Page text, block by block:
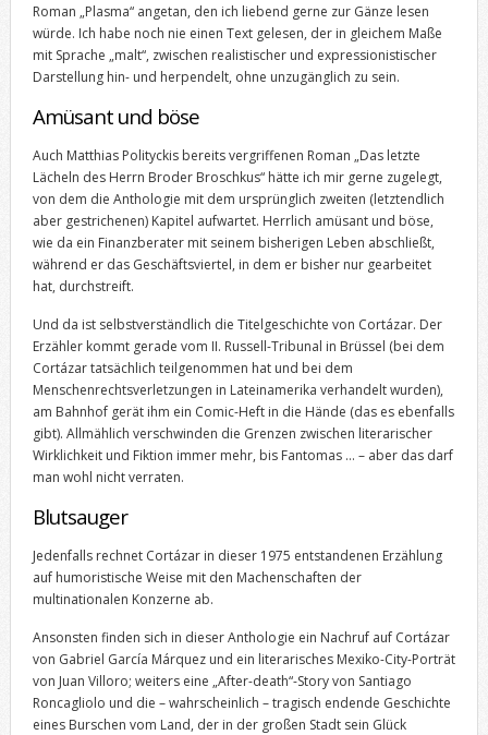
Roman „Plasma“ angetan, den ich liebend gerne zur Gänze lesen
würde. Ich habe noch nie einen Text gelesen, der in gleichem Maße
mit Sprache „malt“, zwischen realistischer und expressionistischer
Darstellung hin- und herpendelt, ohne unzugänglich zu sein.
Amüsant und böse
Auch Matthias Polityckis bereits vergriffenen Roman „Das letzte
Lächeln des Herrn Broder Broschkus“ hätte ich mir gerne zugelegt,
von dem die Anthologie mit dem ursprünglich zweiten (letztendlich
aber gestrichenen) Kapitel aufwartet. Herrlich amüsant und böse,
wie da ein Finanzberater mit seinem bisherigen Leben abschließt,
während er das Geschäftsviertel, in dem er bisher nur gearbeitet
hat, durchstreift.
Und da ist selbstverständlich die Titelgeschichte von Cortázar. Der
Erzähler kommt gerade vom II. Russell-Tribunal in Brüssel (bei dem
Cortázar tatsächlich teilgenommen hat und bei dem
Menschenrechtsverletzungen in Lateinamerika verhandelt wurden),
am Bahnhof gerät ihm ein Comic-Heft in die Hände (das es ebenfalls
gibt). Allmählich verschwinden die Grenzen zwischen literarischer
Wirklichkeit und Fiktion immer mehr, bis Fantomas … – aber das darf
man wohl nicht verraten.
Blutsauger
Jedenfalls rechnet Cortázar in dieser 1975 entstandenen Erzählung
auf humoristische Weise mit den Machenschaften der
multinationalen Konzerne ab.
Ansonsten finden sich in dieser Anthologie ein Nachruf auf Cortázar
von Gabriel García Márquez und ein literarisches Mexiko-City-Porträt
von Juan Villoro; weiters eine „After-death“-Story von Santiago
Roncagliolo und die – wahrscheinlich – tragisch endende Geschichte
eines Burschen vom Land, der in der großen Stadt sein Glück